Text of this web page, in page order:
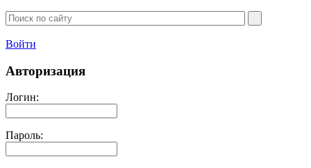
Войти
Авторизация
Логин:
Пароль: